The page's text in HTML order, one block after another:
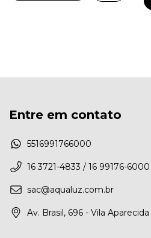
Entre em contato
5516991766000
16 3721-4833 / 16 99176-6000
sac@aqualuz.com.br
Av. Brasil, 696 - Vila